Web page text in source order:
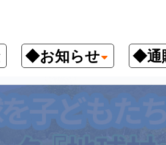
◆お知らせ ◆通